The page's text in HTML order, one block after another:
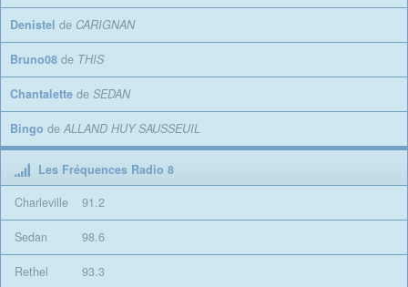
Denistel de CARIGNAN
Bruno08 de THIS
Chantalette de SEDAN
Bingo de ALLAND HUY SAUSSEUIL
Les Fréquences Radio 8
Charleville
91.2
Sedan 98.6
Rethel 93.3